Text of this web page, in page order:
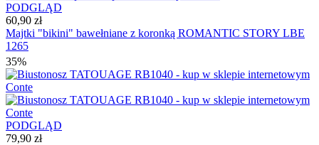
PODGLĄD
60,90 zł
Majtki "bikini" bawełniane z koronką ROMANTIC STORY LBE
1265
35%
PODGLĄD
79,90 zł